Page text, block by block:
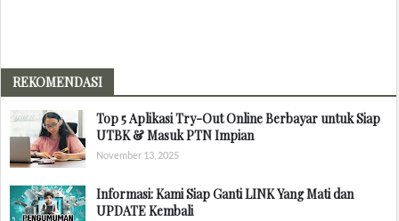
REKOMENDASI
Top 5 Aplikasi Try-Out Online Berbayar untuk Siap
UTBK & Masuk PTN Impian
November 13, 2025
Informasi: Kami Siap Ganti LINK Yang Mati dan
UPDATE Kembali